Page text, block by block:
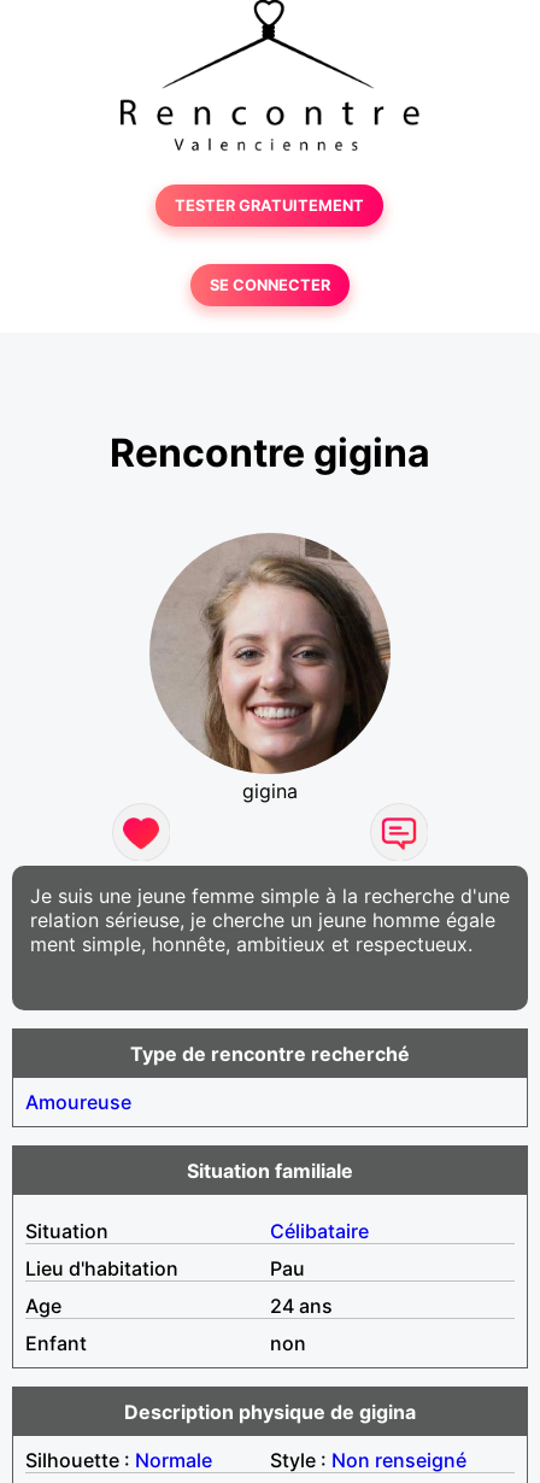
TESTER GRATUITEMENT
SE CONNECTER
Rencontre gigina
gigina
Je suis une jeune femme simple à la recherche d'une
relation sérieuse, je cherche un jeune homme égale
ment simple, honnête, ambitieux et respectueux.
Type de rencontre recherché
Amoureuse
Situation familiale
Situation
Célibataire
Lieu d'habitation
Pau
Age
24 ans
Enfant
non
Description physique de gigina
Silhouette : Normale Style : Non renseigné